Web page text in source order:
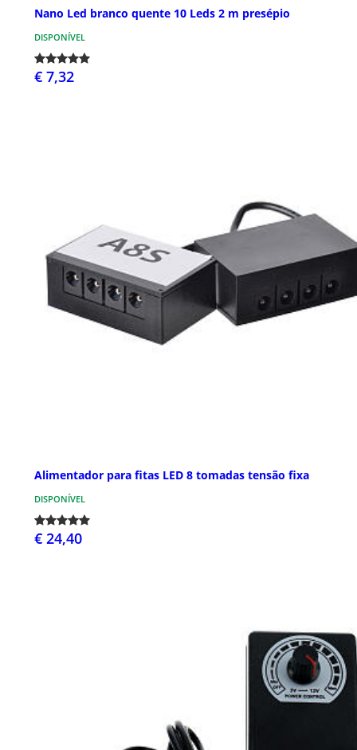
Nano Led branco quente 10 Leds 2 m presépio
DISPONÍVEL
€ 7,32
Alimentador para fitas LED 8 tomadas tensão fixa
DISPONÍVEL
€ 24,40